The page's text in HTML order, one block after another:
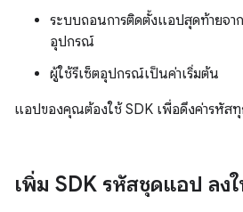
ระบบถอนการติดตั้งแอปสุดท้ายจ
อุปกรณ์
ผู้ใช้รีเซ็ตอุปกรณ์เป็นค่าเริ่มต้น
แอปของคุณต้องใช้ SDK เพื่อดึงค่ารหัสทุ
เพิ่ม SDK รหัสชุดแอป ลง